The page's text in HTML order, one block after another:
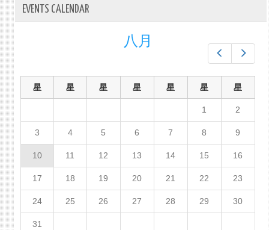
EVENTS CALENDAR
八月
星 星 星 星 星 星 星
1 2
3 4 5 6 7 8 9
10 11 12 13 14 15 16
17 18 19 20 21 22 23
24 25 26 27 28 29 30
31